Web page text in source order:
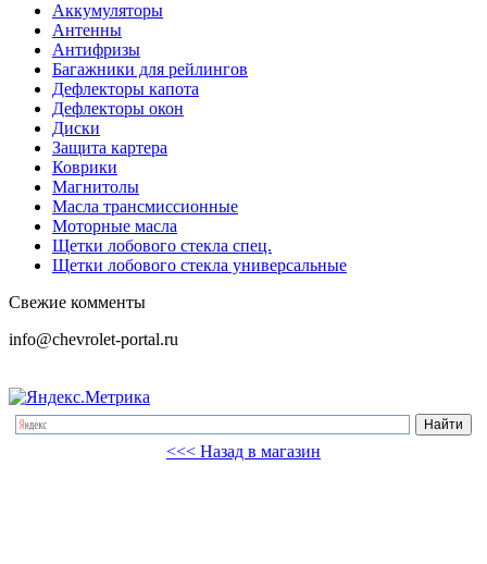
Аккумуляторы
Антенны
Антифризы
Багажники для рейлингов
Дефлекторы капота
Дефлекторы окон
Диски
Защита картера
Коврики
Магнитолы
Масла трансмиссионные
Моторные масла
Щетки лобового стекла спец.
Щетки лобового стекла универсальные
Свежие комменты
info@chevrolet-portal.ru
<<< Назад в магазин